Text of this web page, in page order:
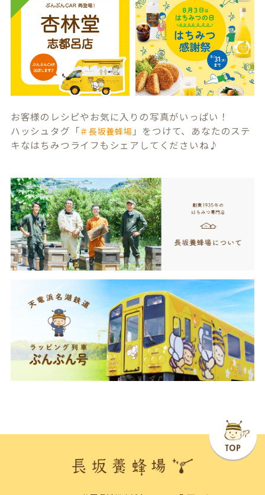
お客様のレシピやお気に入りの写真がいっぱい！
ハッシュタグ「＃長坂養蜂場 」をつけて、あなたのステ
キなはちみつライフもシェアしてくださいね♪